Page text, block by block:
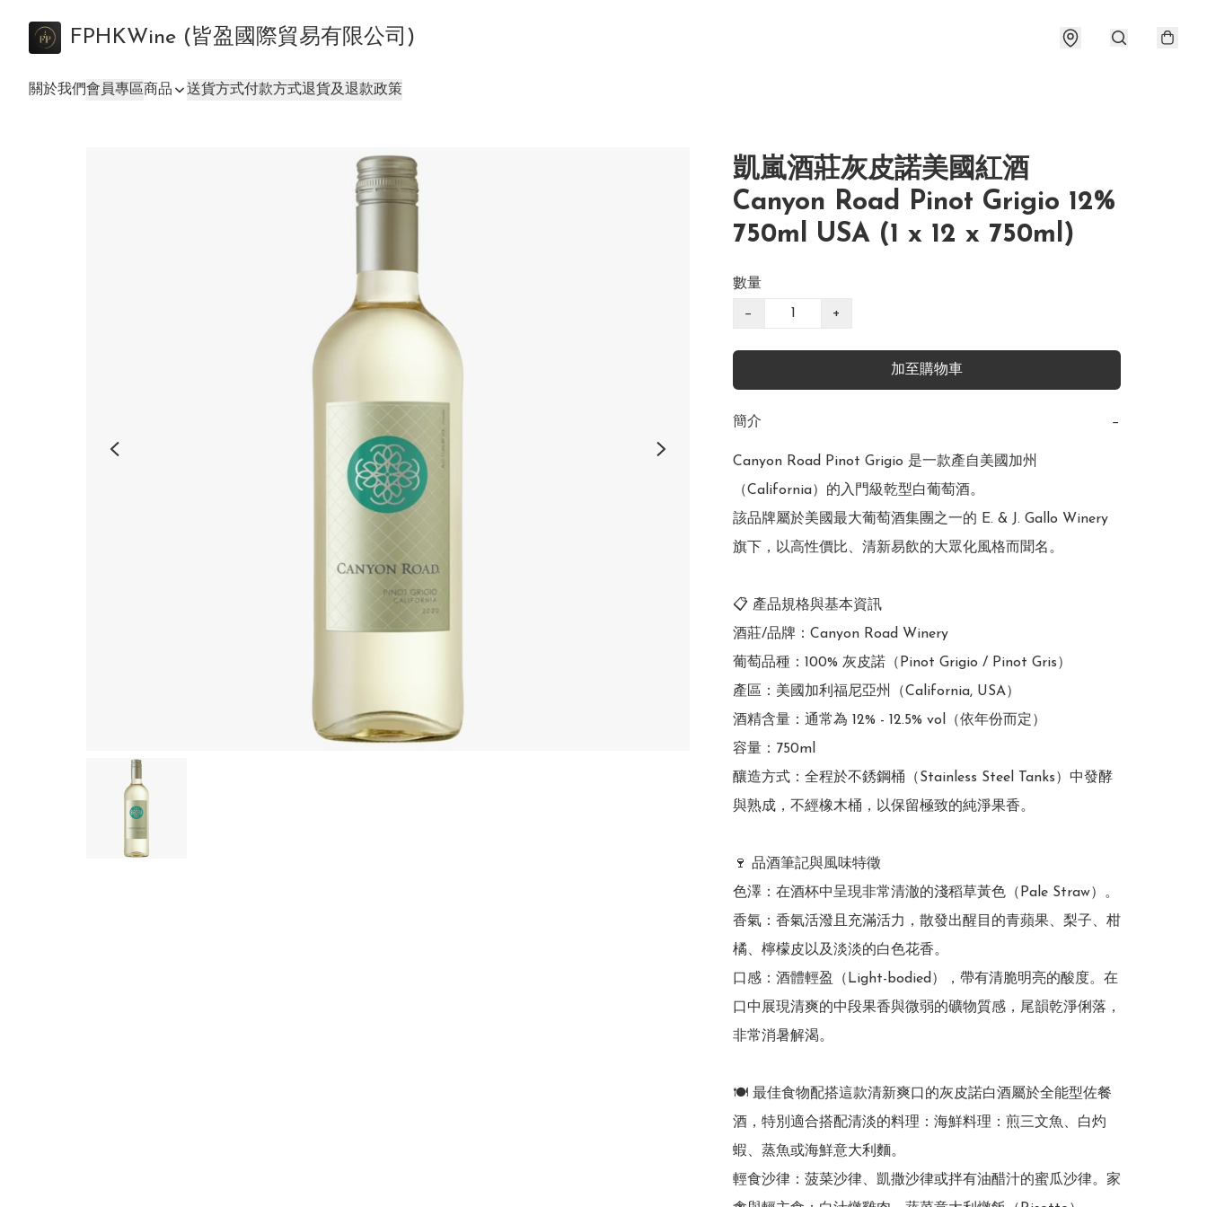
FPHKWine (皆盈國際貿易有限公司)
關於我們會員專區商品 送貨方式付款方式退貨及退款政策
凱嵐酒莊灰皮諾美國紅酒
Canyon Road Pinot Grigio 12%
750ml USA (1 x 12 x 750ml)
數量
− +
加至購物車
簡介 −
Canyon Road Pinot Grigio 是一款產自美國加州
（California）的入門級乾型白葡萄酒。
該品牌屬於美國最大葡萄酒集團之一的 E. & J. Gallo Winery
旗下，以高性價比、清新易飲的大眾化風格而聞名。
📋 產品規格與基本資訊
酒莊/品牌：Canyon Road Winery
葡萄品種：100% 灰皮諾（Pinot Grigio / Pinot Gris）
產區：美國加利福尼亞州（California, USA）
酒精含量：通常為 12% - 12.5% vol（依年份而定）
容量：750ml
釀造方式：全程於不銹鋼桶（Stainless Steel Tanks）中發酵
與熟成，不經橡木桶，以保留極致的純淨果香。
🍷 品酒筆記與風味特徵
色澤：在酒杯中呈現非常清澈的淺稻草黃色（Pale Straw）。
香氣：香氣活潑且充滿活力，散發出醒目的青蘋果、梨子、柑
橘、檸檬皮以及淡淡的白色花香。
口感：酒體輕盈（Light-bodied），帶有清脆明亮的酸度。在
口中展現清爽的中段果香與微弱的礦物質感，尾韻乾淨俐落，
非常消暑解渴。
🍽️ 最佳食物配搭這款清新爽口的灰皮諾白酒屬於全能型佐餐
酒，特別適合搭配清淡的料理：海鮮料理：煎三文魚、白灼
蝦、蒸魚或海鮮意大利麵。
輕食沙律：菠菜沙律、凱撒沙律或拌有油醋汁的蜜瓜沙律。家